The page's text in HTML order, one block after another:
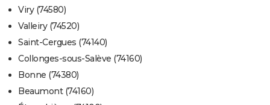
Viry (74580)
Valleiry (74520)
Saint-Cergues (74140)
Collonges-sous-Salève (74160)
Bonne (74380)
Beaumont (74160)